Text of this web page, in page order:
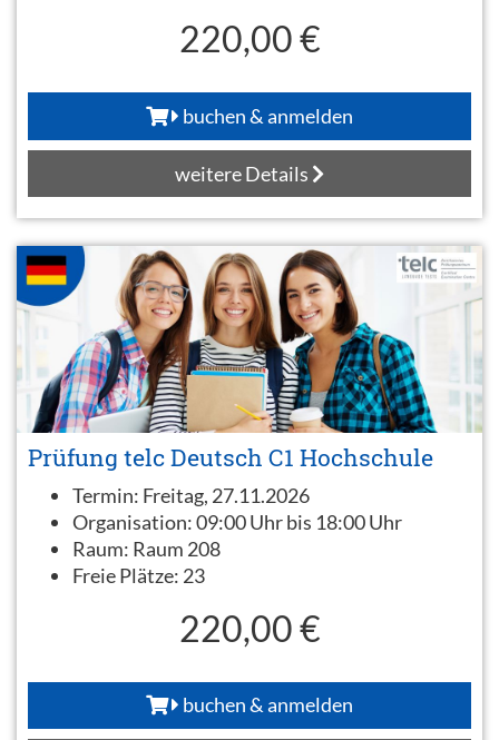
220,00 €
buchen & anmelden
weitere Details
Prüfung telc Deutsch C1 Hochschule
Termin: Freitag, 27.11.2026
Organisation:09:00 Uhr bis 18:00 Uhr
Raum: Raum 208
Freie Plätze: 23
220,00 €
buchen & anmelden